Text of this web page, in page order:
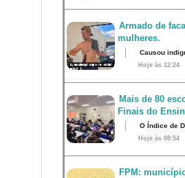
Armado de
mulheres.
Causou
Hoje às 12:24
Mais de 80
Finais do
O Índice de
Hoje às 08:54
FPM: